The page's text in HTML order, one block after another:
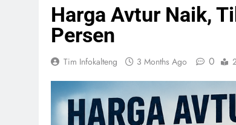
Harga Avtur Naik,
Persen
Tim Infokalteng 3 Months Ago 0